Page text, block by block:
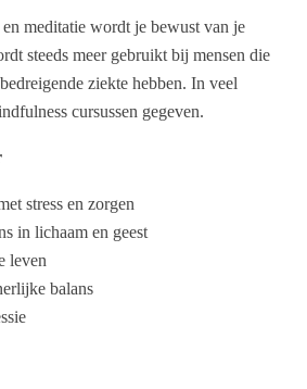
meditatie wordt je bewust van je
steeds meer gebruikt bij mensen die
ziekte hebben. In veel
cursussen gegeven.
stress en zorgen
in lichaam en geest
leven
balans